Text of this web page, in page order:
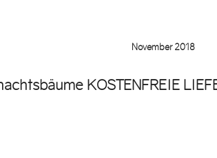
November 2018
KOSTENFREIE